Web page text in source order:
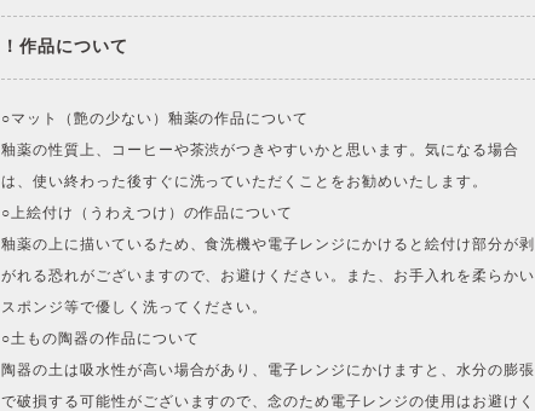
！作品について
○マット（艶の少ない）釉薬の作品について
釉薬の性質上、コーヒーや茶渋がつきやすいかと思います。気になる場合
は、使い終わった後すぐに洗っていただくことをお勧めいたします。
○上絵付け（うわえつけ）の作品について
釉薬の上に描いているため、食洗機や電子レンジにかけると絵付け部分が剥
がれる恐れがございますので、お避けください。また、お手入れを柔らかい
スポンジ等で優しく洗ってください。
○土もの陶器の作品について
陶器の土は吸水性が高い場合があり、電子レンジにかけますと、水分の膨張
で破損する可能性がございますので、念のため電子レンジの使用はお避けく